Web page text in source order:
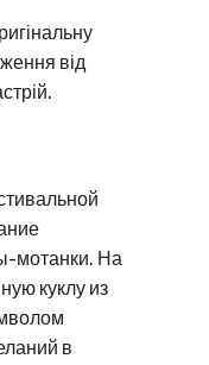
від
мотанки. На
куклу из
в